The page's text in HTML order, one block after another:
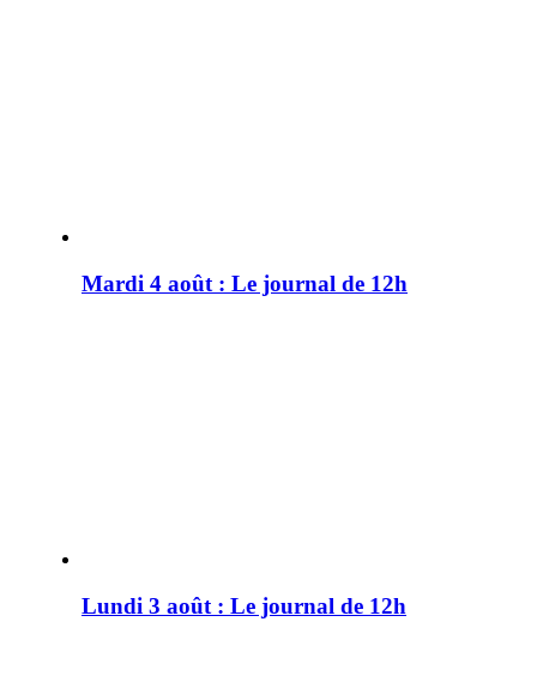
Mardi 4 août : Le journal de 12h
Lundi 3 août : Le journal de 12h